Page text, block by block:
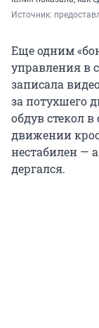
Источник:
Еще одним
управления в
записала
за потухшего
обдув стекол
движении
нестабилен —
дергался.